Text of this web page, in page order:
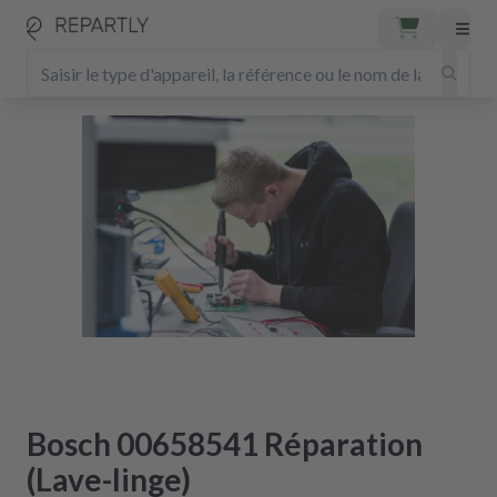
Bosch 00658541 Réparation
(Lave-linge)